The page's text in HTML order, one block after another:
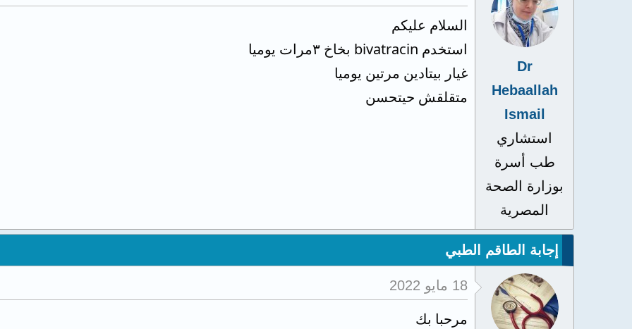
Dr
Hebaallah
Ismail
استشاري
طب أسرة
بوزارة الصحة
المصرية
السلام عليكم
استخدم bivatracin بخاخ ٣مرات يوميا
غيار بيتادين مرتين يوميا
متقلقش حيتحسن
إجابة الطاقم الطبي
18 مايو 2022
مرحبا بك